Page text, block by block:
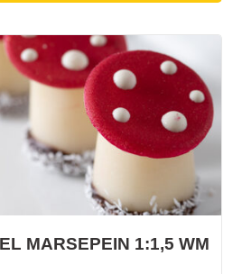
MARSEPEIN 1:1,5 WM